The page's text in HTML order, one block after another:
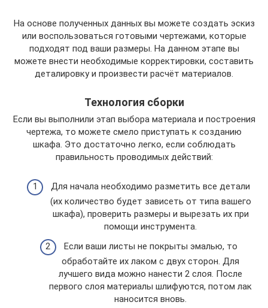
На основе полученных данных вы можете создать эскиз
или воспользоваться готовыми чертежами, которые
подходят под ваши размеры. На данном этапе вы
можете внести необходимые корректировки, составить
деталировку и произвести расчёт материалов.
Технология сборки
Если вы выполнили этап выбора материала и построения
чертежа, то можете смело приступать к созданию
шкафа. Это достаточно легко, если соблюдать
правильность проводимых действий:
Для начала необходимо разметить все детали
(их количество будет зависеть от типа вашего
шкафа), проверить размеры и вырезать их при
помощи инструмента.
Если ваши листы не покрыты эмалью, то
обработайте их лаком с двух сторон. Для
лучшего вида можно нанести 2 слоя. После
первого слоя материалы шлифуются, потом лак
наносится вновь.